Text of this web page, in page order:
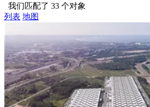
我们匹配了 33 个对象
列表 地图